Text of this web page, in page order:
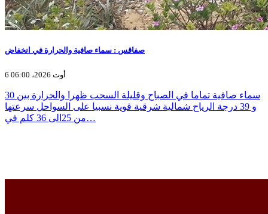
صفاقس : سماء صافية والحرارة في انخفاض
6 أوت 2026، 06:00
سماء صافية تماما في الصباح وقليلة السحب ظهرا والحرارة بين 30
و 39 درجة الرياح شمالية شرقية قوية نسبيا على السواحل سرعتها
من 25الى 36 كلم في…